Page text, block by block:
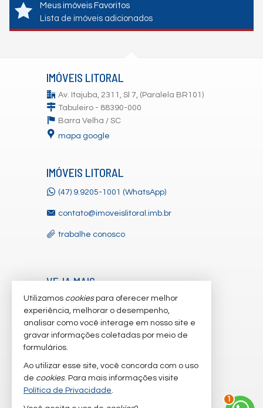
Meus imóveis Favoritos
Lista de imóveis adicionados
IMÓVEIS LITORAL
Av. Itajuba, 2311, Sl 7, (Paralela BR101)
Tabuleiro - 88390-000
Barra Velha / SC
mapa google
IMÓVEIS LITORAL
(47) 9.9205-1001 (WhatsApp)
contato@imoveislitoral.imb.br
trabalhe conosco
VEJA MAIS
receba nosso newsletter
indicadores financeiros
imóveis favoritos
mapa de imóveis
1
Utilizamos cookiespara oferecer melhor
experiência, melhorar o desempenho,
analisar como você interage em nosso site e
gravar informações coletadas por meio de
formulários.
Ao utilizar esse site, você concorda com o uso
de cookies. Para mais informações visite
Política de Privacidade.